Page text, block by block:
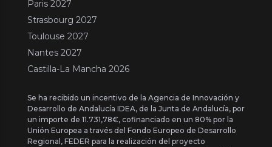
Paris 2027
Strasbourg 2027
Toulouse 2027
Nantes 2027
Castilla-La Mancha 2026
Se ha recibido un incentivo de la Agencia de Innovación y
Desarrollo de Andalucía IDEA, de la Junta de Andalucía, por
un importe de 11.731,78€, cofinanciado en un 80% por la
Unión Europea a través del Fondo Europeo de Desarrollo
Regional, FEDER para la realización del proyecto